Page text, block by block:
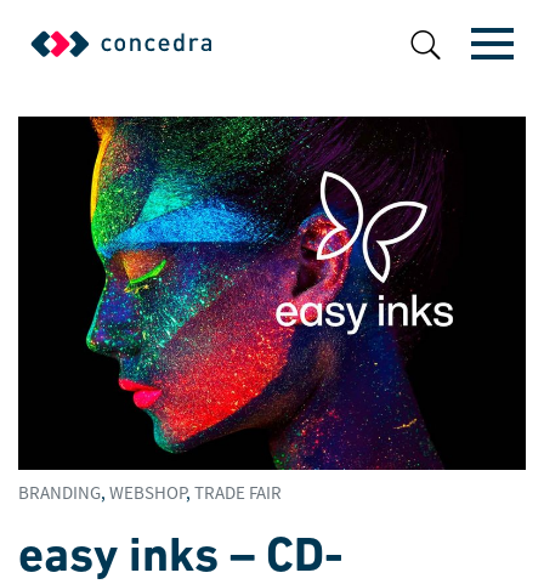
BRANDING, WEBSHOP, TRADE FAIR
easy inks – CD-